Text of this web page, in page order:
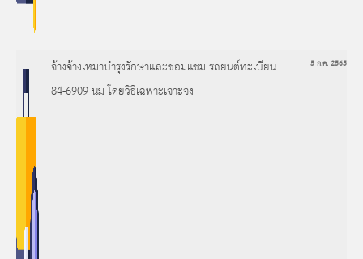
จ้างจ้างเหมาบำรุงรักษาและซ่อมแซม รถยนต์ทะเบียน
84-6909 นม โดยวิธีเฉพาะเจาะจง
5 ก.ค. 2565